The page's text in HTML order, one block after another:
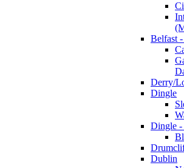
Belfast
Derry/
Dingle
Dingle
Dublin